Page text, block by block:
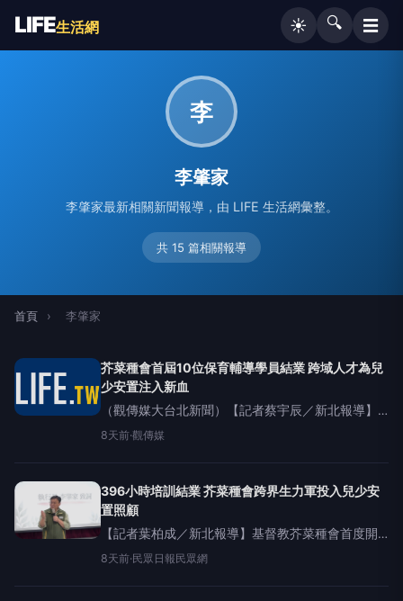
LIFE生活網 ☀️ 🔍 ☰
李
李肇家
李肇家最新相關新聞報導，由 LIFE 生活網彙整。
共 15 篇相關報導
首頁 › 李肇家
芥菜種會首屆10位保育輔導學員結業 跨域人才為兒
少安置注入新血
（觀傳媒大台北新聞）【記者蔡宇辰／新北報導】
面對兒少安置機構照顧需求日益多元、專業人力招
為服務方針，培育具備兒少發展、情緒支持及創傷
知情能力
8天前·觀傳媒
396小時培訓結業 芥菜種會跨界生力軍投入兒少安
置照顧
【記者葉柏成／新北報導】基督教芥菜種會首度開
辦「兒童及少年福利機構專業人員─保育輔導人員訓
員今〈31〉日完成訓練並取得結業證書。這群來自
8天前·民眾日報民眾網